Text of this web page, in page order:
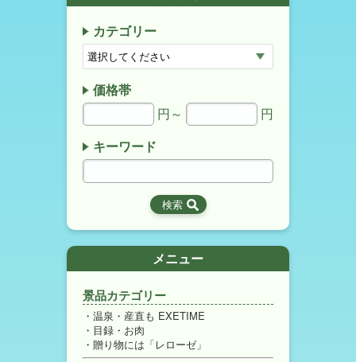
カテゴリー
価格帯
円～
円
キーワード
メニュー
景品カテゴリー
温泉・産直も EXETIME
目録・お肉
贈り物には「レローゼ」